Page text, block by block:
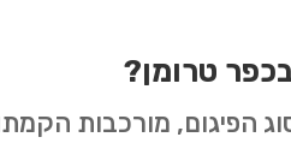
טרומן?
הפיגום, מורכבות